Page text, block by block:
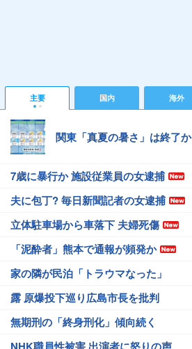
主要 国内 海外
関東「真夏の暑さ」は終了か
7歳に暴行か 施設従業員の女逮捕
夫に包丁? 毎日新聞記者の女逮捕
立体駐車場から車落下 夫婦死傷
「泥酔者」熊本で通報が頻発か
家の隣が民泊「トラウマなった」
露 原爆投下巡り広島市長を批判
無期刑の「終身刑化」傾向続く